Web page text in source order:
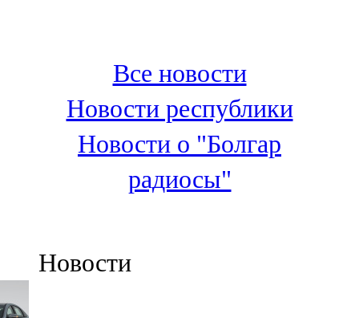
100,3 FM
Зәй
106,6 FM
Кадыбаш
105,2 FM
91,5 FM
Все новости
Новости республики
Новости о "Болгар
радиосы"
Новости